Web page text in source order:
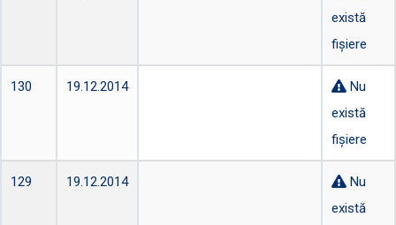
există
fișiere
130 19.12.2014
Nu
există
fișiere
129 19.12.2014
Nu
există